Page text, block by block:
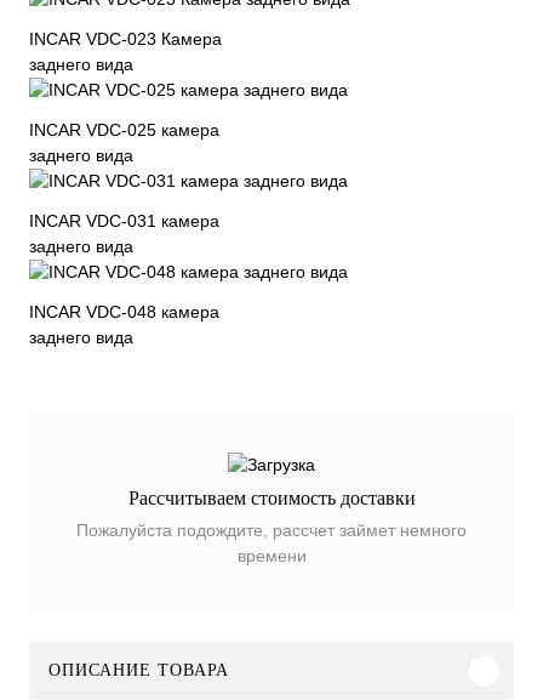
INCAR VDC-023 Камера
заднего вида
INCAR VDC-025 камера
заднего вида
INCAR VDC-031 камера
заднего вида
INCAR VDC-048 камера
заднего вида
Рассчитываем стоимость доставки
Пожалуйста подождите, рассчет займет немного
времени
ОПИСАНИЕ ТОВАРА